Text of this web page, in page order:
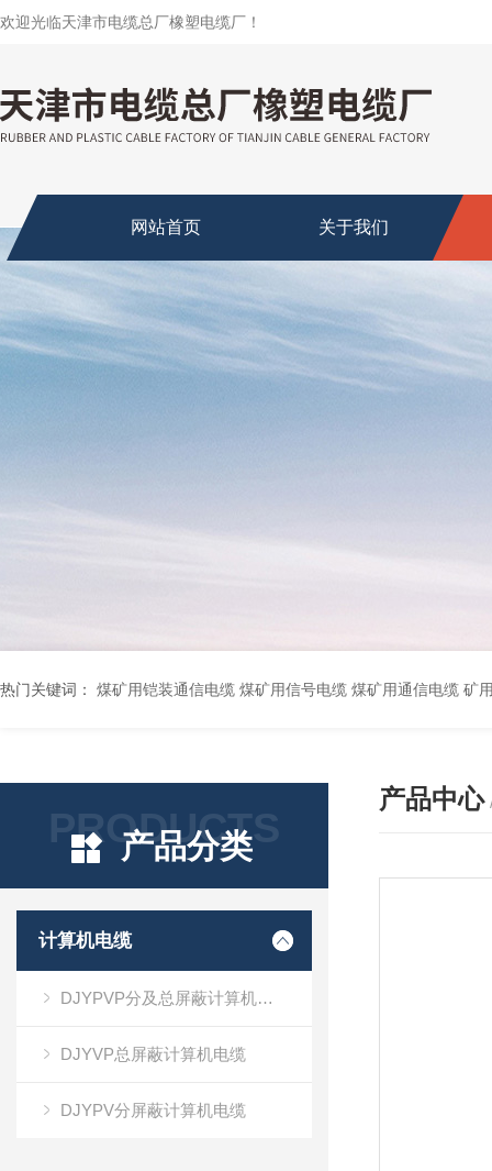
欢迎光临天津市电缆总厂橡塑电缆厂！
网站首页 关于我们
热门关键词： 煤矿用铠装通信电缆 煤矿用信号电缆 煤矿用通信电缆 矿用阻燃通信电缆 矿用监控电缆 矿用通信电缆 橡套软电缆YZ-3*1.5+1 YCW橡胶电缆3*10+1*6 船用橡套软电缆CEFR-3*2.5 煤矿用移动橡套软电缆MY3*4+1*4
PRODUCTS
产品分类
计算机电缆
DJYPVP分及总屏蔽计算机电缆
DJYVP总屏蔽计算机电缆
DJYPV分屏蔽计算机电缆
产品中心